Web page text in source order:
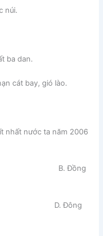
núi.
ba dan.
cát bay, gió lào.
nhất nước ta năm 2006
B. Đồng
Bộ. D. Đông